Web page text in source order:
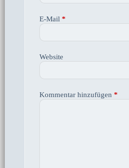
E-Mail *
Website
Kommentar hinzufügen *